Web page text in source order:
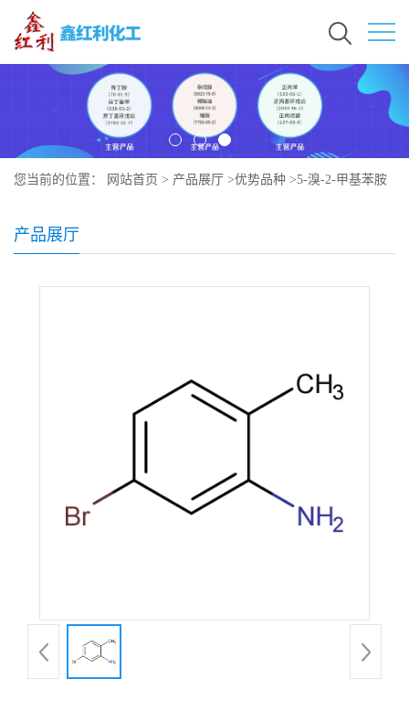
您当前的位置： 网站首页 > 产品展厅 >优势品种 >5-溴-2-甲基苯胺
产品展厅